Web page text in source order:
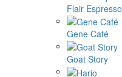
Flair Espresso
Gene Café
Goat Story